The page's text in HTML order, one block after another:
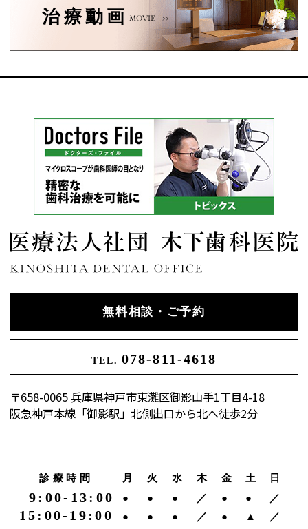
治療動画 MOVIE
TEL. 078-811-4618
無料相談・ご予約
〒658-0065 兵庫県神戸市東灘区御影山手1丁目4-18
阪急神戸本線「御影駅」北側出口から北へ徒歩2分
診療時間 月 火 水 木 金 土 日
9:00-13:00 ● ● ● ／ ● ● ／
15:00-19:00 ● ● ● ／ ● ▲ ／